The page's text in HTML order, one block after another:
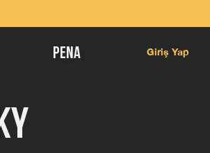
Pena Giriş Yap